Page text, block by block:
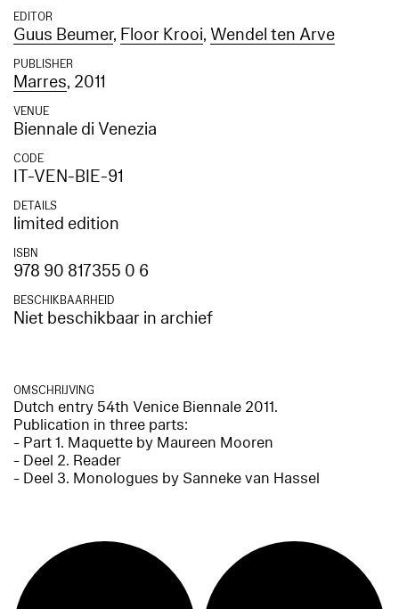
EDITOR
Guus Beumer, Floor Krooi, Wendel ten Arve
PUBLISHER
Marres, 2011
VENUE
Biennale di Venezia
CODE
IT-VEN-BIE-91
DETAILS
limited edition
ISBN
978 90 817355 0 6
BESCHIKBAARHEID
Niet beschikbaar in archief
OMSCHRIJVING
Dutch entry 54th Venice Biennale 2011.
Publication in three parts:
- Part 1. Maquette by Maureen Mooren
- Deel 2. Reader
- Deel 3. Monologues by Sanneke van Hassel